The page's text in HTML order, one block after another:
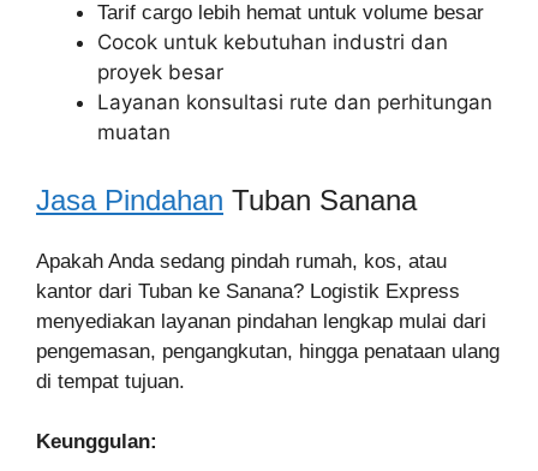
Tarif cargo lebih hemat untuk volume besar
Cocok untuk kebutuhan industri dan
proyek besar
Layanan konsultasi rute dan perhitungan
muatan
Jasa Pindahan Tuban Sanana
Apakah Anda sedang pindah rumah, kos, atau
kantor dari Tuban ke Sanana? Logistik Express
menyediakan layanan pindahan lengkap mulai dari
pengemasan, pengangkutan, hingga penataan ulang
di tempat tujuan.
Keunggulan: